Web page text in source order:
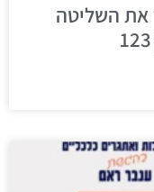
את השליטה